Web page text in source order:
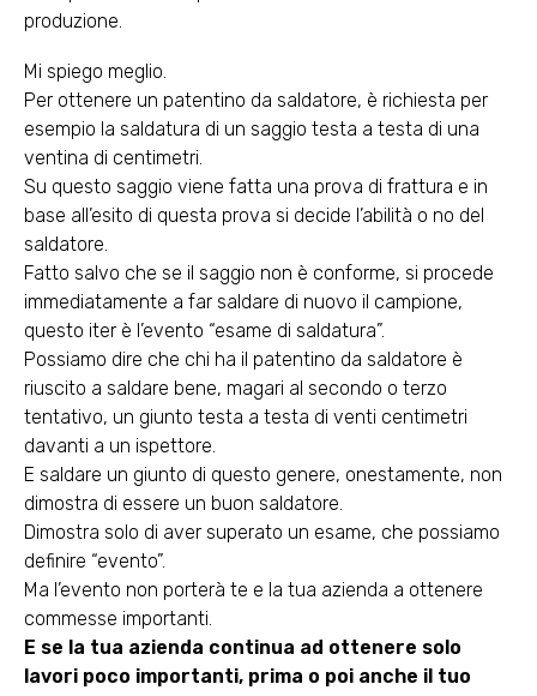
produzione.
Mi spiego meglio.
Per ottenere un patentino da saldatore, è richiesta per
esempio la saldatura di un saggio testa a testa di una
ventina di centimetri.
Su questo saggio viene fatta una prova di frattura e in
base all’esito di questa prova si decide l’abilità o no del
saldatore.
Fatto salvo che se il saggio non è conforme, si procede
immediatamente a far saldare di nuovo il campione,
questo iter è l’evento “esame di saldatura”.
Possiamo dire che chi ha il patentino da saldatore è
riuscito a saldare bene, magari al secondo o terzo
tentativo, un giunto testa a testa di venti centimetri
davanti a un ispettore.
E saldare un giunto di questo genere, onestamente, non
dimostra di essere un buon saldatore.
Dimostra solo di aver superato un esame, che possiamo
definire “evento”.
Ma l’evento non porterà te e la tua azienda a ottenere
commesse importanti.
E se la tua azienda continua ad ottenere solo
lavori poco importanti, prima o poi anche il tuo